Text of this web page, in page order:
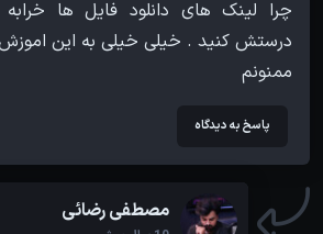
چرا لینک های دانلود فایل ها
ممنونم
پاسخ به دیدگاه
مصطفی رضائی